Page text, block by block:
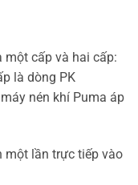
một cấp và hai cấp:
là dòng PK
nén khí Puma áp
một lần trực tiếp vào